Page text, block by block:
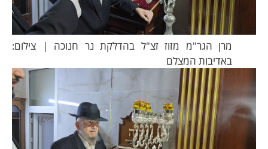
מרן הגר"מ מזוז זצ"ל בהדלקת נר חנוכה | צילום:
באדיבות המצלם